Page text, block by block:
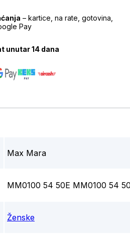
– kartice, na rate, gotovina,
Pay
unutar 14 dana
Max Mara
MM0100 54 50E MM0100 54
Ženske